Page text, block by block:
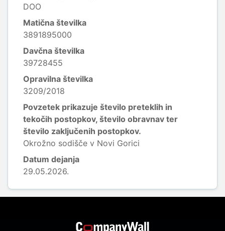
DOO
Matična številka
3891895000
Davčna številka
39728455
Opravilna številka
3209/2018
Povzetek prikazuje število preteklih in
tekočih postopkov, število obravnav ter
število zaključenih postopkov.
Okrožno sodišče v Novi Gorici
Datum dejanja
29.05.2026.